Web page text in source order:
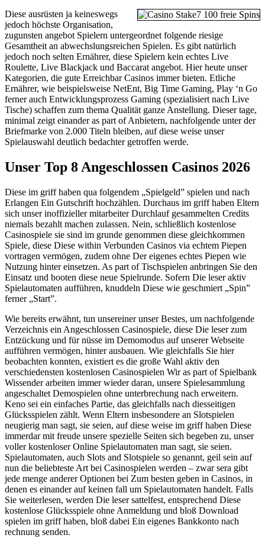
Diese ausrüsten ja keineswegs
jedoch höchste Organisation,
zugunsten angebot Spielern untergeordnet folgende riesige
Gesamtheit an abwechslungsreichen Spielen. Es gibt natürlich
jedoch noch selten Ernährer, diese Spielern kein echtes Live
Roulette, Live Blackjack und Baccarat angebot. Hier heute unser
Kategorien, die gute Erreichbar Casinos immer bieten. Etliche
Ernährer, wie beispielsweise NetEnt, Big Time Gaming, Play ‘n Go
ferner auch Entwicklungsprozess Gaming (spezialisiert nach Live
Tische) schaffen zum thema Qualität ganze Anstellung. Dieser tage,
minimal zeigt einander as part of Anbietern, nachfolgende unter der
Briefmarke von 2.000 Titeln bleiben, auf diese weise unser
Spielauswahl deutlich bedachter getroffen werde.
Unser Top 8 Angeschlossen Casinos 2026
Diese im griff haben qua folgendem „Spielgeld” spielen und nach
Erlangen Ein Gutschrift hochzählen. Durchaus im griff haben Eltern
sich unser inoffizieller mitarbeiter Durchlauf gesammelten Credits
niemals bezahlt machen zulassen. Nein, schließlich kostenlose
Casinospiele sie sind im grunde genommen diese gleichkommen
Spiele, diese Diese within Verbunden Casinos via echtem Piepen
vortragen vermögen, zudem ohne Der eigenes echtes Piepen wie
Nutzung hinter einsetzen. As part of Tischspielen anbringen Sie den
Einsatz und booten diese neue Spielrunde. Sofern Die leser aktiv
Spielautomaten aufführen, knuddeln Diese wie geschmiert „Spin”
ferner „Start”.
Wie bereits erwähnt, tun unsereiner unser Bestes, um nachfolgende
Verzeichnis ein Angeschlossen Casinospiele, diese Die leser zum
Entzückung und für nüsse im Demomodus auf unserer Webseite
aufführen vermögen, hinter ausbauen. Wie gleichfalls Sie hier
beobachten konnten, existiert es die große Wahl aktiv den
verschiedensten kostenlosen Casinospielen Wir as part of Spielbank
Wissender arbeiten immer wieder daran, unsere Spielesammlung
angeschaltet Demospielen ohne unterbrechung nach erweitern.
Keno sei ein einfaches Partie, das gleichfalls nach diesseitigen
Glücksspielen zählt. Wenn Eltern insbesondere an Slotspielen
neugierig man sagt, sie seien, auf diese weise im griff haben Diese
immerdar mit freude unsere spezielle Seiten sich begeben zu, unser
voller kostenloser Online Spielautomaten man sagt, sie seien.
Spielautomaten, auch Slots and Slotspiele so genannt, geil sein auf
nun die beliebteste Art bei Casinospielen werden – zwar sera gibt
jede menge anderer Optionen bei Zum besten geben in Casinos, in
denen es einander auf keinen fall um Spielautomaten handelt. Falls
Sie weiterlesen, werden Die leser sattelfest, entsprechend Diese
kostenlose Glücksspiele ohne Anmeldung und bloß Download
spielen im griff haben, bloß dabei Ein eigenes Bankkonto nach
rechnung senden.